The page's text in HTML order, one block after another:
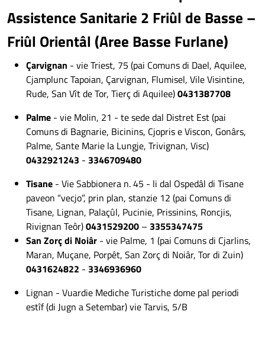
Assistence Sanitarie 2 Friûl de Basse –
Friûl Orientâl (Aree Basse Furlane)
Çarvignan - vie Triest, 75 (pai Comuns di Dael, Aquilee,
Cjamplunc Tapoian, Çarvignan, Flumisel, Vile Visintine,
Rude, San Vît de Tor, Tierç di Aquilee)0431387708
Palme - vie Molin, 21 - te sede dal Distret Est (pai
Comuns di Bagnarie, Bicinins, Cjopris e Viscon, Gonârs,
Palme, Sante Marie la Lungje, Trivignan, Visc)
0432921243 - 3346709480
Tisane - Vie Sabbionera n. 45 - li dal Ospedâl di Tisane
paveon “vecjo”, prin plan, stanzie 12 (pai Comuns di
Tisane, Lignan, Palaçûl, Pucinie, Prissinins, Roncjis,
Rivignan Teôr)0431529200 – 3355347475
San Zorç di Noiâr - vie Palme, 1 (pai Comuns di Cjarlins,
Maran, Muçane, Porpêt, San Zorç di Noiâr, Tor di Zuin)
0431624822 - 3346936960
Lignan - Vuardie Mediche Turistiche dome pal periodi
estîf (di Jugn a Setembar) vie Tarvis, 5/B